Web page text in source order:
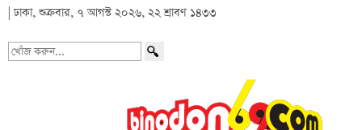
| ঢাকা, শুক্রবার, ৭ আগস্ট ২০২৬, ২২ শ্রাবণ ১৪৩৩
খোঁজ